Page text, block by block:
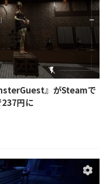
』がSteamで
円に